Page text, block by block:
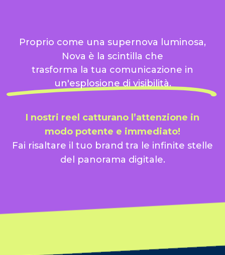
Proprio come una supernova luminosa,
Nova è la scintilla che
trasforma la tua comunicazione in
un'esplosione di visibilità.
I nostri reel catturano l’attenzione in
modo potente e immediato!
Fai risaltare il tuo brand tra le infinite stelle
del panorama digitale.